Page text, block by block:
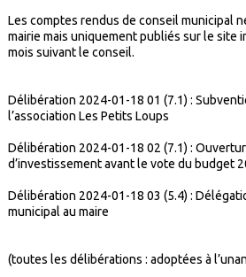
Les comptes rendus de conseil municipal
mairie mais uniquement publiés sur le site
mois suivant le conseil.
Délibération 2024-01-18 01 (7.1) :
l’association Les Petits Loups
Délibération 2024-01-18 02 (7.1) :
d’investissement avant le vote du budget
Délibération 2024-01-18 03 (5.4) :
municipal au maire
(toutes les délibérations : adoptées à